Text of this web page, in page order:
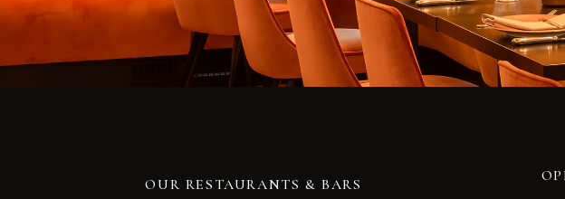
OUR RESTAURANTS & BARS